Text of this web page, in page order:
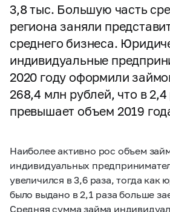
3,8 тыс. Большую часть
региона заняли
среднего бизнеса.
индивидуальные
2020 году оформили
268,4 млн рублей, что в 2,4
превышает объем 2019
Наиболее активно рос объем
индивидуальных
увеличился в 3,6 раза, тогда как
было выдано в 2,1 раза больше
Средняя сумма займа